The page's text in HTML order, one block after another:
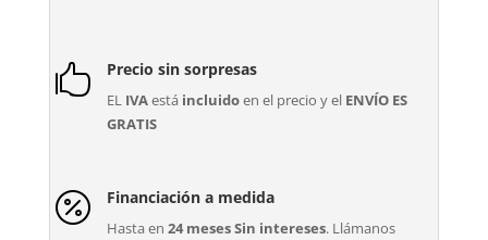
 Precio sin sorpresas
EL IVAestá incluidoen el precio y el ENVÍO ES
GRATIS
 Financiación a medida
Hasta en 24 meses Sin intereses. Llámanos